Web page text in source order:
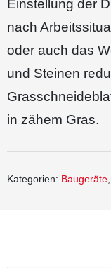
Einstellung der
nach
oder auch das
und Steinen
in zähem Gras.
Kategorien: Baugeräte,